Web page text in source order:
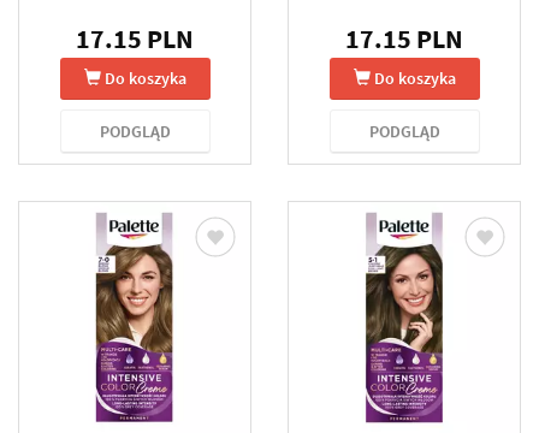
17.15 PLN
Do koszyka
PODGLĄD
17.15 PLN
Do koszyka
PODGLĄD